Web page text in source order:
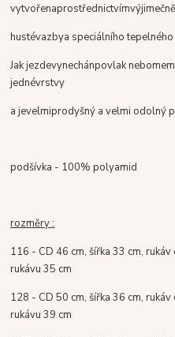
vytvořenaprostřednictvímvýjimečně
hustévazbya speciálního
Jak jezdevynechánpovlak nebo
jednévrstvy
ajevelmiprodyšný a velmi odolný
podšívka - 100% polyamid
rozměry :
116 - CD 46 cm, šířka 33 cm,
rukávu 35 cm
128 - CD 50 cm, šířka 36 cm,
rukávu 39 cm